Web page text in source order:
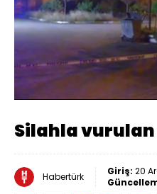
Sesi
Aç
Silahla
Habertürk Giriş: 20